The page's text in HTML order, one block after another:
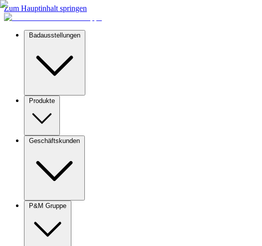
Zum Hauptinhalt springen
Badausstellungen
Produkte
Geschäftskunden
P&M Gruppe